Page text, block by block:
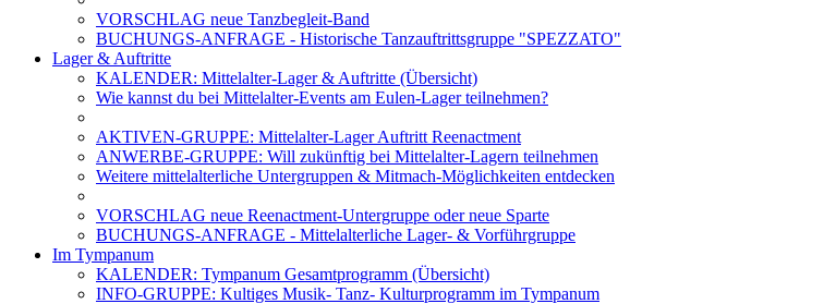
VORSCHLAG neue Tanzbegleit-Band
BUCHUNGS-ANFRAGE - Historische Tanzauftrittsgruppe "SPEZZATO"
Lager & Auftritte
KALENDER: Mittelalter-Lager & Auftritte (Übersicht)
Wie kannst du bei Mittelalter-Events am Eulen-Lager teilnehmen?
AKTIVEN-GRUPPE: Mittelalter-Lager Auftritt Reenactment
ANWERBE-GRUPPE: Will zukünftig bei Mittelalter-Lagern teilnehmen
Weitere mittelalterliche Untergruppen & Mitmach-Möglichkeiten entdecken
VORSCHLAG neue Reenactment-Untergruppe oder neue Sparte
BUCHUNGS-ANFRAGE - Mittelalterliche Lager- & Vorführgruppe
Im Tympanum
KALENDER: Tympanum Gesamtprogramm (Übersicht)
INFO-GRUPPE: Kultiges Musik- Tanz- Kulturprogramm im Tympanum